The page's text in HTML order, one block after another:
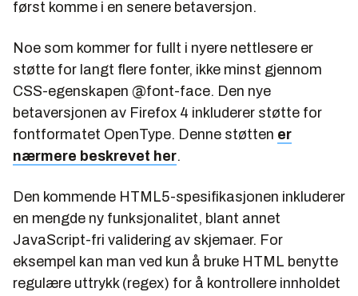
først komme i en senere betaversjon.
Noe som kommer for fullt i nyere nettlesere er
støtte for langt flere fonter, ikke minst gjennom
CSS-egenskapen @font-face. Den nye
betaversjonen av Firefox 4 inkluderer støtte for
fontformatet OpenType. Denne støtten er
nærmere beskrevet her.
Den kommende HTML5-spesifikasjonen inkluderer
en mengde ny funksjonalitet, blant annet
JavaScript-fri validering av skjemaer. For
eksempel kan man ved kun å bruke HTML benytte
regulære uttrykk (regex) for å kontrollere innholdet